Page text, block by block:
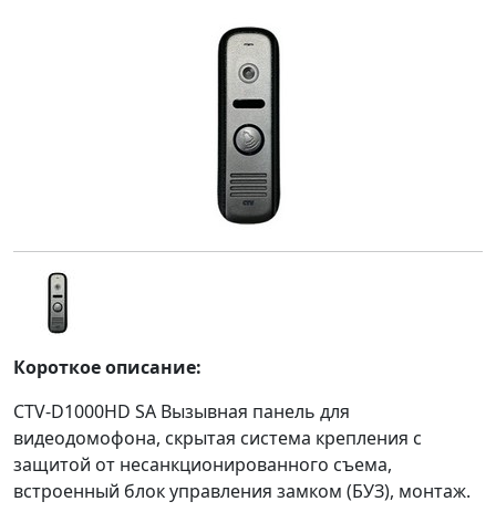
Короткое описание:
CTV-D1000HD SA Вызывная панель для
видеодомофона, cкрытая система крепления с
защитой от несанкционированного съема,
встроенный блок управления замком (БУЗ), монтаж.